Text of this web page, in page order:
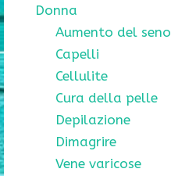
Donna
Aumento del seno
Capelli
Cellulite
Cura della pelle
Depilazione
Dimagrire
Vene varicose